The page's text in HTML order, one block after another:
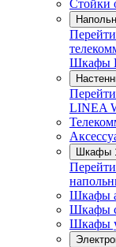
Стойки
Шкафы
LINEA
Шкафы
Шкафы
Шкафы
Шкафы